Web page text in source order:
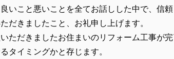
いこと悪いことを全てお話しした中で、信
だきましたこと、お礼申し上げます。
ただきましたお住まいのリフォーム工事が
タイミングかと存じます。